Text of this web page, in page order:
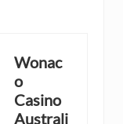
Wonac
o
Casino
Australi